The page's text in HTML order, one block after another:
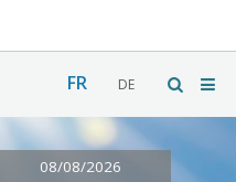
FR DE
08/08/2026